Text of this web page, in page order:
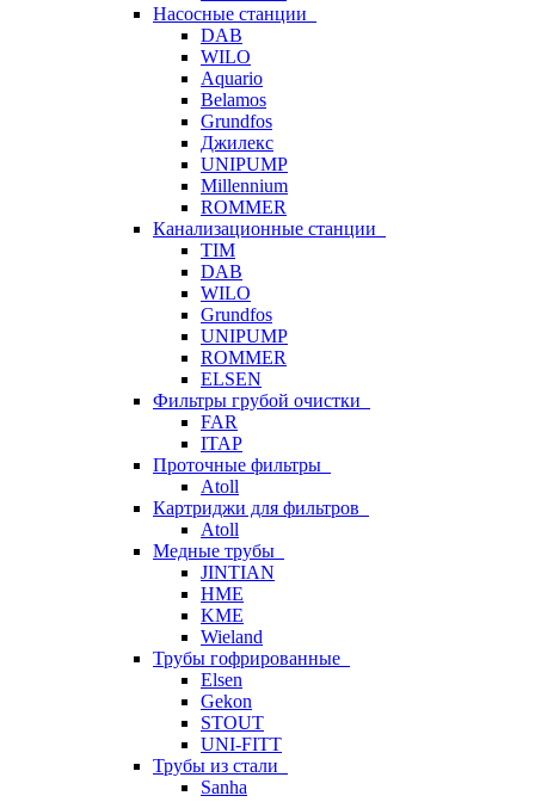
Насосные станции
DAB
WILO
Aquario
Belamos
Grundfos
Джилекс
UNIPUMP
Millennium
ROMMER
Канализационные станции
TIM
DAB
WILO
Grundfos
UNIPUMP
ROMMER
ELSEN
Фильтры грубой очистки
FAR
ITAP
Проточные фильтры
Atoll
Картриджи для фильтров
Atoll
Медные трубы
JINTIAN
HME
KME
Wieland
Трубы гофрированные
Elsen
Gekon
STOUT
UNI-FITT
Трубы из стали
Sanha